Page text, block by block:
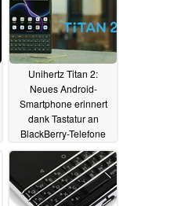
Unihertz Titan 2:
Neues Android-
Smartphone erinnert
dank Tastatur an
BlackBerry-Telefone
24.05.2025